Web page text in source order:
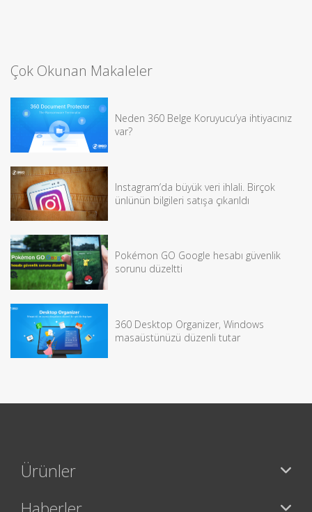
Çok Okunan Makaleler
Neden 360 Belge Koruyucu’ya ihtiyacınız
var?
Instagram’da büyük veri ihlali. Birçok
ünlünün bilgileri satışa çıkarıldı
Pokémon GO Google hesabı güvenlik
sorunu düzeltti
360 Desktop Organizer, Windows
masaüstünüzü düzenli tutar
Ürünler